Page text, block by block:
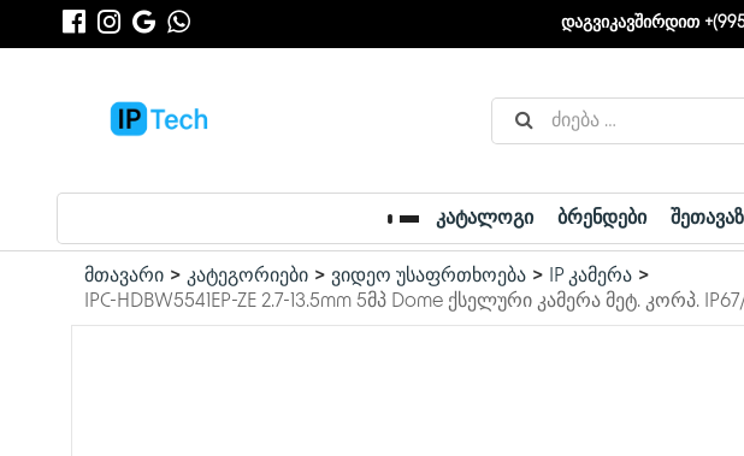
დაგვიკავშირდით
კატალოგი ბრენდები
მთავარი კატეგორიები ვიდეო უსაფრთხოება
IP კამერა
IPC-HDBW5541EP-ZE 2.7-13.5mm 5მპ Dome ქსელური კამერა მეტ. კორპ.